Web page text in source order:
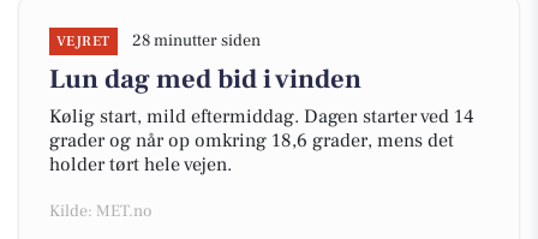
VEJRET 28 minutter siden
Lun dag med bid i vinden
Kølig start, mild eftermiddag. Dagen starter ved 14
grader og når op omkring 18,6 grader, mens det
holder tørt hele vejen.
Kilde: MET.no